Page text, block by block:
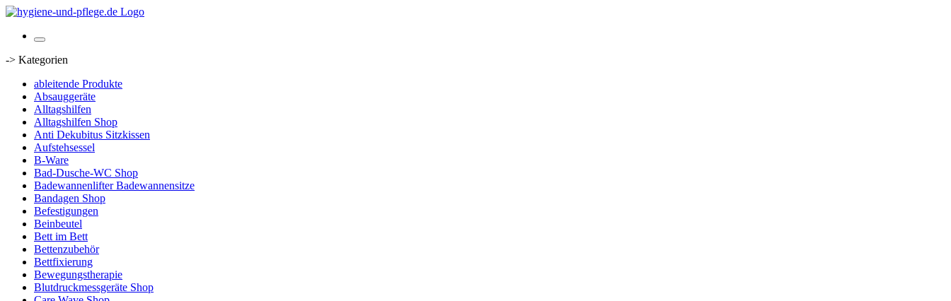
-> Kategorien
ableitende Produkte
Absauggeräte
Alltagshilfen
Alltagshilfen Shop
Anti Dekubitus Sitzkissen
Aufstehsessel
B-Ware
Bad-Dusche-WC Shop
Badewannenlifter Badewannensitze
Bandagen Shop
Befestigungen
Beinbeutel
Bett im Bett
Bettenzubehör
Bettfixierung
Bewegungstherapie
Blutdruckmessgeräte Shop